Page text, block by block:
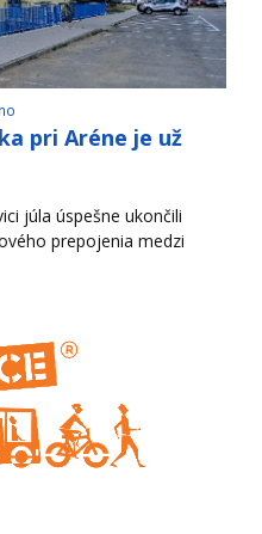
pri Aréne je už
júla úspešne ukončili
prepojenia medzi